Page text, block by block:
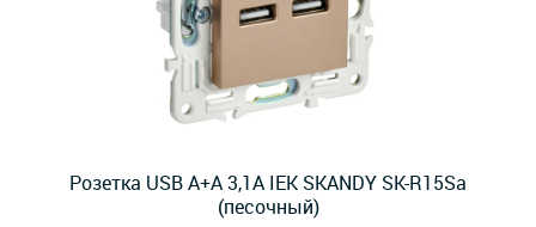
Розетка USB A+A 3,1А IEK SKANDY SK-R15Sa
(песочный)